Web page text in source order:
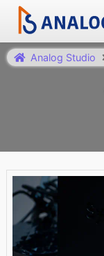
Analog Studio